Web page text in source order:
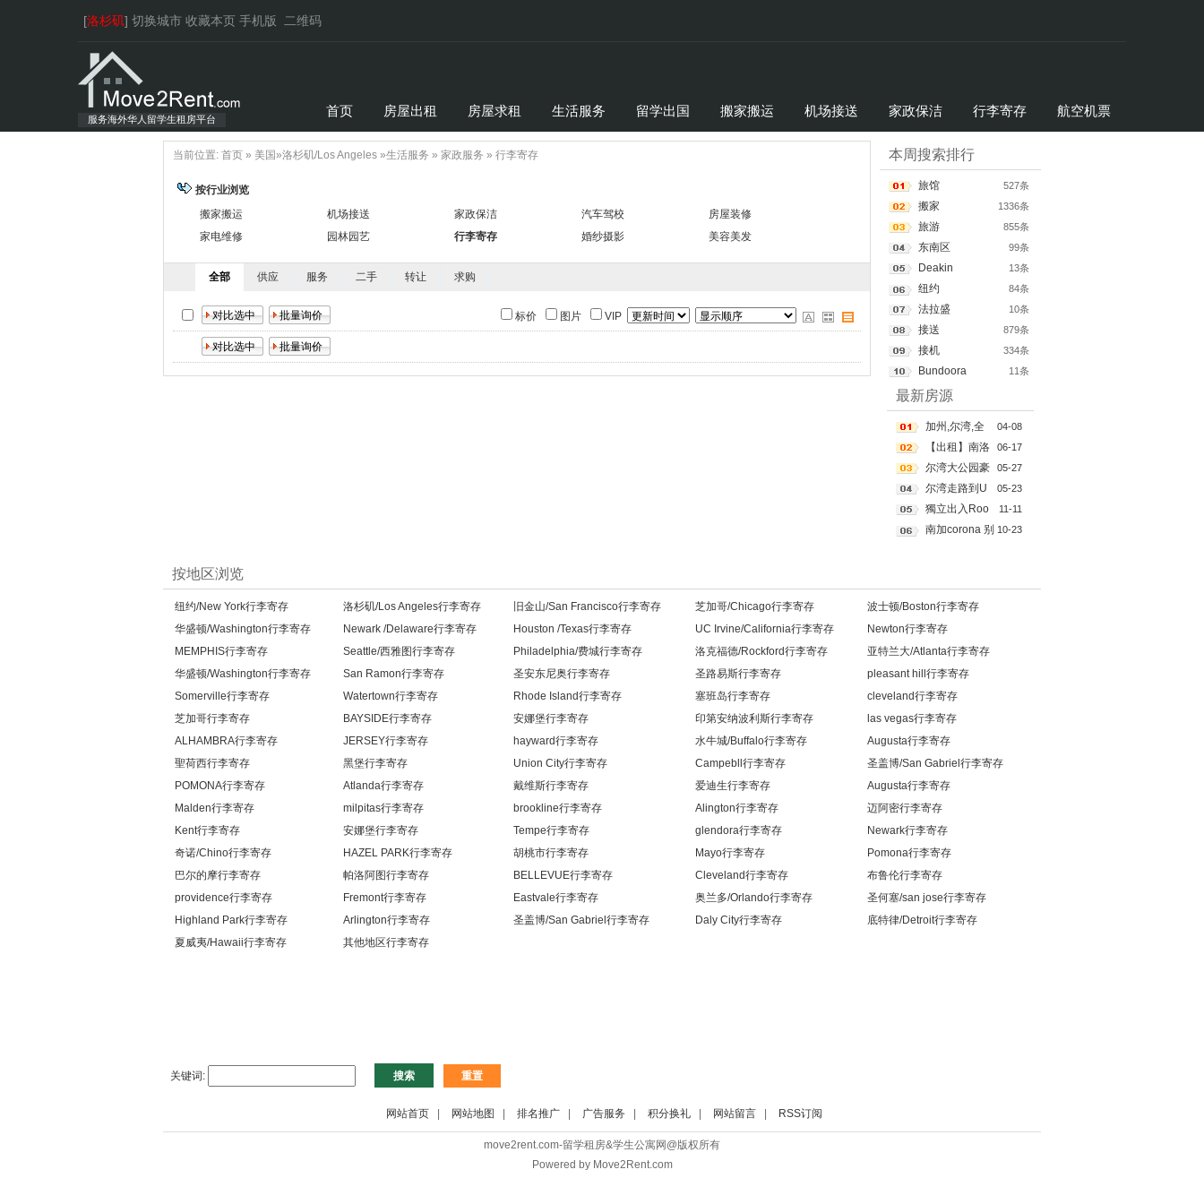
[洛杉矶] 切换城市 收藏本页 手机版 二维码
服务海外华人留学生租房平台
首页 房屋出租 房屋求租 生活服务 留学出国 搬家搬运 机场接送 家政保洁 行李寄存 航空机票
当前位置: 首页 » 美国»洛杉矶/Los Angeles »生活服务 » 家政服务 » 行李寄存
按行业浏览
搬家搬运
机场接送 家政保洁 汽车驾校
房屋装修
家电维修
园林园艺 行李寄存 婚纱摄影 美容美发
全部 供应 服务 二手 转让 求购
标价 图片 VIP
本周搜索排行
527条
旅馆
1336条
搬家
855条
旅游
99条
东南区
13条
Deakin
84条
纽约
10条
法拉盛
879条
接送
334条
接机
11条
Bundoora
最新房源
04-08
加州,尔湾,全
新,单房,出租,长短租,
即住,门禁小区,请电
9492791988
06-17
【出租】南洛
杉矶全新装修1b1b
独立出入
05-27
尔湾大公园豪
华套房六月中起租05-23
尔湾走路到U
CI一个女生单房出
租,找UCI安静女生2
11-11
獨立出入Roo
m For Rent (Hacien
10-23
南加corona 别
按地区浏览
纽约/New York行李寄存 洛杉矶/Los Angeles行李寄存 旧金山/San Francisco行李寄存 芝加哥/Chicago行李寄存
波士顿/Boston行李寄存
华盛顿/Washington行李寄存
Newark /Delaware行李寄存 Houston /Texas行李寄存 UC Irvine/California行李寄存
Newton行李寄存
MEMPHIS行李寄存
Seattle/西雅图行李寄存 Philadelphia/费城行李寄存 洛克福德/Rockford行李寄存
亚特兰大/Atlanta行李寄存
华盛顿/Washington行李寄存
San Ramon行李寄存 圣安东尼奥行李寄存 圣路易斯行李寄存
pleasant hill行李寄存
Somerville行李寄存
Watertown行李寄存 Rhode Island行李寄存 塞班岛行李寄存
cleveland行李寄存
芝加哥行李寄存
BAYSIDE行李寄存 安娜堡行李寄存 印第安纳波利斯行李寄存
las vegas行李寄存
ALHAMBRA行李寄存
JERSEY行李寄存 hayward行李寄存 水牛城/Buffalo行李寄存
Augusta行李寄存
聖荷西行李寄存
黑堡行李寄存 Union City行李寄存 Campebll行李寄存
圣盖博/San Gabriel行李寄存
POMONA行李寄存
Atlanda行李寄存 戴维斯行李寄存 爱迪生行李寄存
Augusta行李寄存
Malden行李寄存
milpitas行李寄存 brookline行李寄存 Alington行李寄存
迈阿密行李寄存
Kent行李寄存
安娜堡行李寄存 Tempe行李寄存 glendora行李寄存
Newark行李寄存
奇诺/Chino行李寄存
HAZEL PARK行李寄存 胡桃市行李寄存 Mayo行李寄存
Pomona行李寄存
巴尔的摩行李寄存
帕洛阿图行李寄存 BELLEVUE行李寄存 Cleveland行李寄存
布鲁伦行李寄存
providence行李寄存
Fremont行李寄存 Eastvale行李寄存 奥兰多/Orlando行李寄存
圣何塞/san jose行李寄存
Highland Park行李寄存
Arlington行李寄存 圣盖博/San Gabriel行李寄存 Daly City行李寄存
底特律/Detroit行李寄存
夏威夷/Hawaii行李寄存
其他地区行李寄存
关键词: 重置
网站首页 网站地图 排名推广 广告服务 积分换礼 网站留言 RSS订阅
move2rent.com-留学租房&学生公寓网@版权所有
Powered by Move2Rent.com